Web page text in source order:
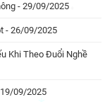
*
- 29/09/2025
- 26/09/2025
Khi Theo Đuổi Nghề
09/2025